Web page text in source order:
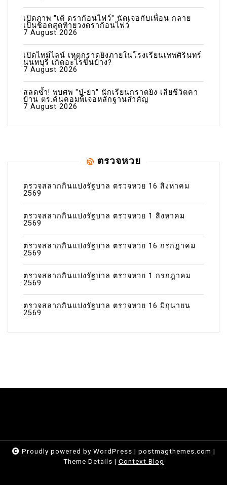
เปิดภาพ "เต้ ดราก้อนไฟว์" นัดเจอกับเพื่อน กลาย
เป็นช็อตสุดท้ายวงดราก้อนไฟว์
7 August 2026
เปิดไทม์ไลน์ เหตุกราดยิงภายในโรงเรียนเทพศิรินทร์
นนทบุรี เกิดอะไรขึ้นบ้าง?
7 August 2026
สลดซ้ำ! พบศพ "ปู่-ย่า" นักเรียนกราดยิง เสียชีวิตคา
บ้าน ตร.ค้นคอมพ์เจอหลักฐานสำคัญ
7 August 2026
ตรวจหวย
ตรวจสลากกินแบ่งรัฐบาล ตรวจหวย 16 สิงหาคม
2569
ตรวจสลากกินแบ่งรัฐบาล ตรวจหวย 1 สิงหาคม
2569
ตรวจสลากกินแบ่งรัฐบาล ตรวจหวย 16 กรกฎาคม
2569
ตรวจสลากกินแบ่งรัฐบาล ตรวจหวย 1 กรกฎาคม
2569
ตรวจสลากกินแบ่งรัฐบาล ตรวจหวย 16 มิถุนายน
2569
Proudly powered by WordPress | postmagthemes.com |
Theme Details | Context Blog